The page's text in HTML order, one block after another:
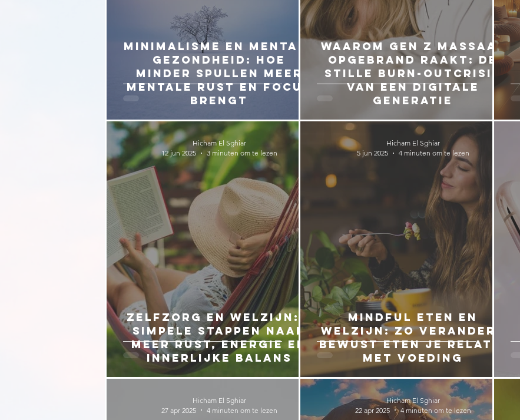
Minimalisme en mentale
gezondheid: Hoe
minder spullen meer
mentale rust en focus
brengt
Waarom Gen Z massaal
opgebrand raakt: de
stille burn-outcrisis
van een digitale
generatie
Zelfzorg en welzijn: 7
simpele stappen naar
meer rust, energie en
innerlijke balans
Hicham El Sghiar
12 jun 2025
3 minuten om te lezen
Mindful eten en
welzijn: zo verandert
bewust eten je relatie
met voeding
Hicham El Sghiar
5 jun 2025
4 minuten om te lezen
Hicham El Sghiar
27 apr 2025
4 minuten om te lezen
Hicham El Sghiar
22 apr 2025
4 minuten om te lezen